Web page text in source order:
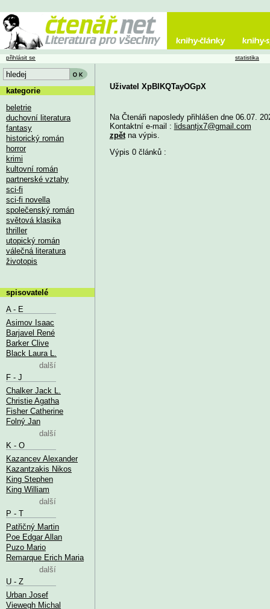
Uživatel XpBlKQTayOGpX
Na Čtenáři naposledy přihlášen dne 06.07.
Kontaktní e-mail : lidsantjx7@gmail.com
zpětna výpis.
Výpis 0 článků :
přihlásit se statistika
kategorie
beletrie
duchovní literatura
fantasy
historický román
horror
krimi
kultovní román
partnerské vztahy
sci-fi
sci-fi novella
společenský román
světová klasika
thriller
utopický román
válečná literatura
životopis
spisovatelé
A - E
Asimov Isaac
Barjavel René
Barker Clive
Black Laura L.
další
F - J
Chalker Jack L.
Christie Agatha
Fisher Catherine
Folný Jan
další
K - O
Kazancev Alexander
Kazantzakis Nikos
King Stephen
King William
další
P - T
Patřičný Martin
Poe Edgar Allan
Puzo Mario
Remarque Erich Maria
další
U - Z
Urban Josef
Viewegh Michal